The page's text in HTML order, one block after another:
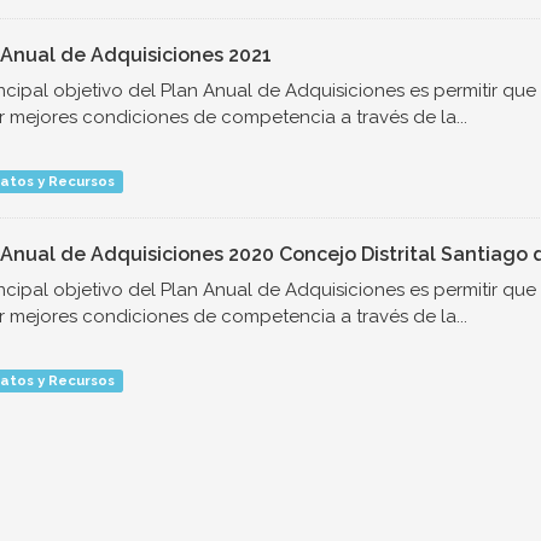
de Adquisiciones 2021
objetivo del Plan Anual de Adquisiciones es permitir
mejores condiciones de competencia a través de la...
y Recursos
de Adquisiciones 2020 Concejo Distrital Santiago
objetivo del Plan Anual de Adquisiciones es permitir
mejores condiciones de competencia a través de la...
y Recursos